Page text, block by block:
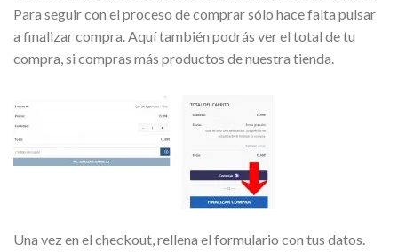
Para seguir con el proceso de comprar sólo hace falta pulsar
a finalizar compra. Aquí también podrás ver el total de tu
compra, si compras más productos de nuestra tienda.
Una vez en el checkout, rellena el formulario con tus datos.